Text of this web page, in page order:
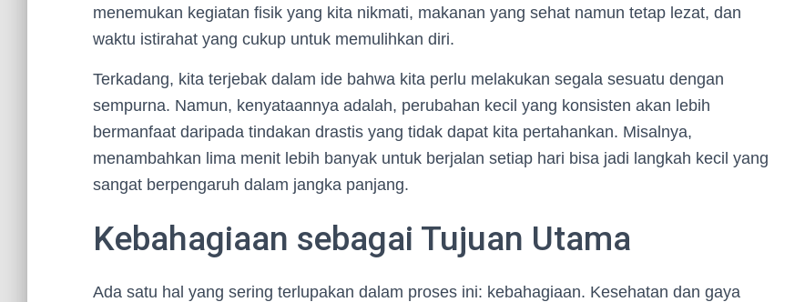
menemukan kegiatan fisik yang kita nikmati, makanan yang sehat namun tetap lezat, dan
waktu istirahat yang cukup untuk memulihkan diri.
Terkadang, kita terjebak dalam ide bahwa kita perlu melakukan segala sesuatu dengan
sempurna. Namun, kenyataannya adalah, perubahan kecil yang konsisten akan lebih
bermanfaat daripada tindakan drastis yang tidak dapat kita pertahankan. Misalnya,
menambahkan lima menit lebih banyak untuk berjalan setiap hari bisa jadi langkah kecil yang
sangat berpengaruh dalam jangka panjang.
Kebahagiaan sebagai Tujuan Utama
Ada satu hal yang sering terlupakan dalam proses ini: kebahagiaan. Kesehatan dan gaya